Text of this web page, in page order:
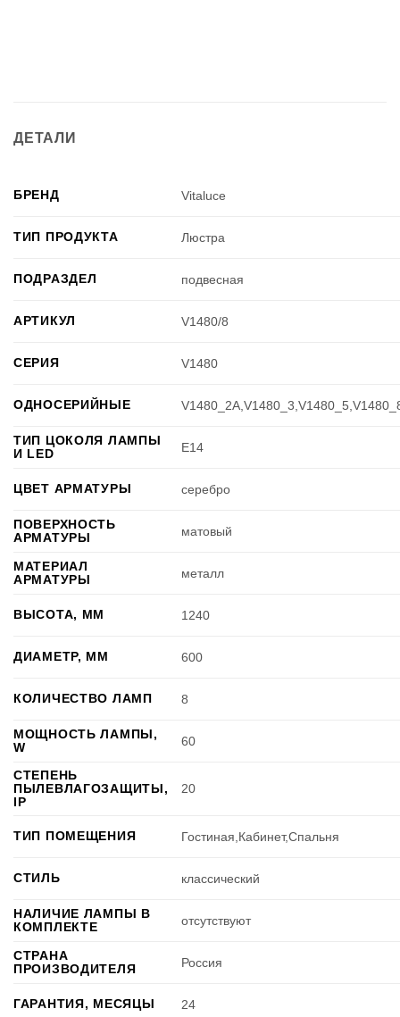
ДЕТАЛИ
БРЕНД Vitaluce
ТИП ПРОДУКТА Люстра
ПОДРАЗДЕЛ подвесная
АРТИКУЛ V1480/8
СЕРИЯ V1480
ОДНОСЕРИЙНЫЕ
ТИП ЦОКОЛЯ ЛАМПЫ
И LED
E14
ЦВЕТ АРМАТУРЫ серебро
ПОВЕРХНОСТЬ
АРМАТУРЫ
матовый
МАТЕРИАЛ
АРМАТУРЫ
металл
ВЫСОТА, ММ 1240
ДИАМЕТР, ММ 600
КОЛИЧЕСТВО ЛАМП 8
МОЩНОСТЬ ЛАМПЫ,
W
60
СТЕПЕНЬ
ПЫЛЕВЛАГОЗАЩИТЫ,
IP
20
ТИП ПОМЕЩЕНИЯ Гостиная,Кабинет,Спальня
СТИЛЬ классический
НАЛИЧИЕ ЛАМПЫ В
КОМПЛЕКТЕ
отсутствуют
СТРАНА
ПРОИЗВОДИТЕЛЯ
Россия
ГАРАНТИЯ, МЕСЯЦЫ 24